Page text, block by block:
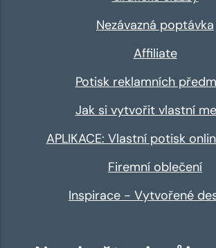
Nezávazná poptávka
Affiliate
Potisk reklamních
Jak si vytvořit vlastní
APLIKACE: Vlastní potisk
Firemní oblečení
Inspirace - Vytvořené